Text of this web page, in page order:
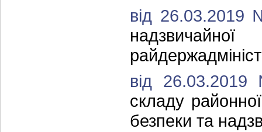
від
від
складу районної
безпеки та